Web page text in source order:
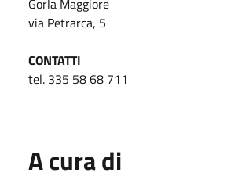
via Petrarca, 5
CONTATTI
tel. 335 58 68 711
A cura di